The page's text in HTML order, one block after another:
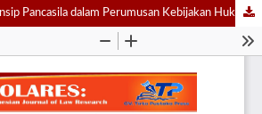
Integrasi Prinsip-Prinsip Pancasila dalam Perumusan Kebijakan Hukum Nasional